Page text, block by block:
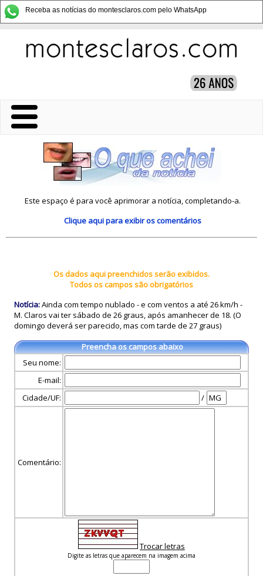
Receba as notícias do montesclaros.com pelo WhatsApp
Este espaço é para você aprimorar a notícia, completando-a.
Clique aquipara exibir os comentários
Os dados aqui preenchidos serão exibidos.
Todos os campos são obrigatórios
Notícia:Ainda com tempo nublado - e com ventos a até 26 km/h -
M. Claros vai ter sábado de 26 graus, após amanhecer de 18. (O
domingo deverá ser parecido, mas com tarde de 27 graus)
Preencha os campos abaixo
Seu nome:
E-mail:
Cidade/UF:
/
Comentário:
Trocar letras
Digite as letras que aparecem na imagem acima